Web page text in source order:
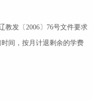
教发〔2006〕76号文件要求
间，按月计退剩余的学费